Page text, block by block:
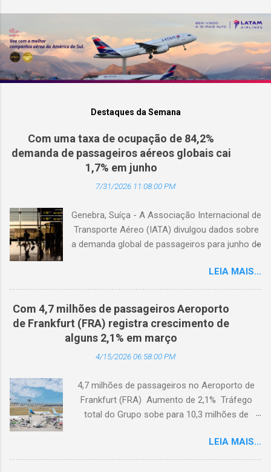
Destaques da Semana
Com uma taxa de ocupação de 84,2%
demanda de passageiros aéreos globais cai
1,7% em junho
7/31/2026 11:08:00 PM
Genebra, Suíça - A Associação Internacional de
Transporte Aéreo (IATA) divulgou dados sobre
a demanda global de passageiros para junho de
passageiros-quilômetro pagos (RPK), caiu 1,7%
em comparação com junho de 2025. Excluindo
o Oriente Médio, a demanda diminuiu 0,6%. A
capacidade total, medida em assentos-
quilômetro disponíveis (ASK), diminuiu 1,3% em
relação ao ano anterior. A taxa de ocupação foi
de 84,2% (-0,4 ponto percentual em
internacional caiu 0,9% em comparação com
junho de 2025. Excluindo o Oriente Médio, a
demanda cresceu 1,1%. A capacidade diminuiu
ocupação foi de 84,2% (-0,2 ponto percentual
em comparação com junho de 2025). A
LEIA MAIS...
Com 4,7 milhões de passageiros Aeroporto
de Frankfurt (FRA) registra crescimento de
alguns 2,1% em março
4/15/2026 06:58:00 PM
4,7 milhões de passageiros no Aeroporto de
Frankfurt (FRA) Aumento de 2,1% Tráfego
total do Grupo sobe para 10,3 milhões de
4,7 milhões de passageiros utilizaram o
Aeroporto de Frankfurt (FRA) em março de
LEIA MAIS...